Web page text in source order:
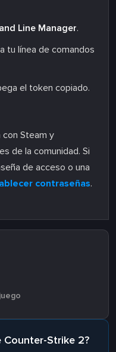
Line Manager.
tu línea de comandos
el token copiado.
con Steam y
de la comunidad. Si
de acceso o una
contraseñas.
Counter-Strike 2?